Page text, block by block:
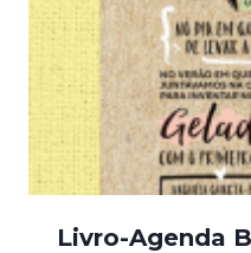
Livro-Agenda